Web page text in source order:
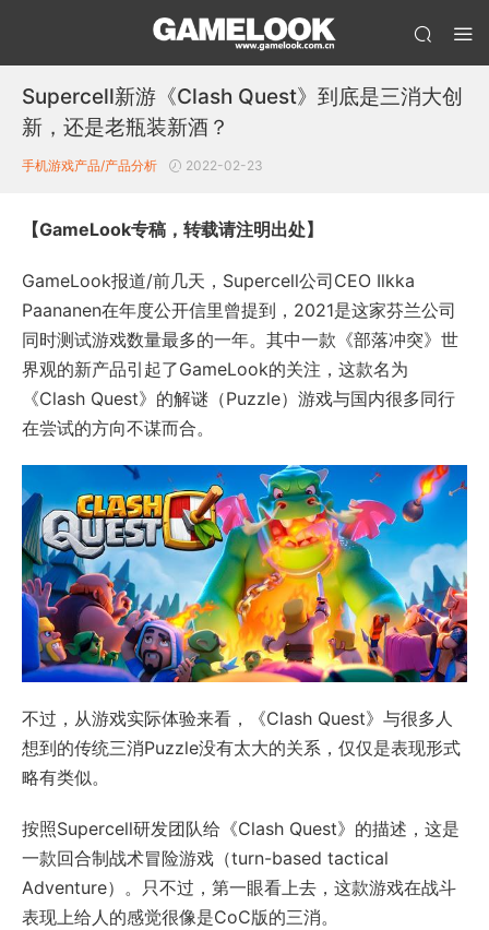
Supercell新游《Clash Quest》到底是三消大创
新，还是老瓶装新酒？
手机游戏产品/产品分析 2022-02-23
【GameLook专稿，转载请注明出处】
GameLook报道/前几天，Supercell公司CEO Ilkka
Paananen在年度公开信里曾提到，2021是这家芬兰公司
同时测试游戏数量最多的一年。其中一款《部落冲突》世
界观的新产品引起了GameLook的关注，这款名为
《Clash Quest》的解谜（Puzzle）游戏与国内很多同行
在尝试的方向不谋而合。
不过，从游戏实际体验来看，《Clash Quest》与很多人
想到的传统三消Puzzle没有太大的关系，仅仅是表现形式
略有类似。
按照Supercell研发团队给《Clash Quest》的描述，这是
一款回合制战术冒险游戏（turn-based tactical
Adventure）。只不过，第一眼看上去，这款游戏在战斗
表现上给人的感觉很像是CoC版的三消。